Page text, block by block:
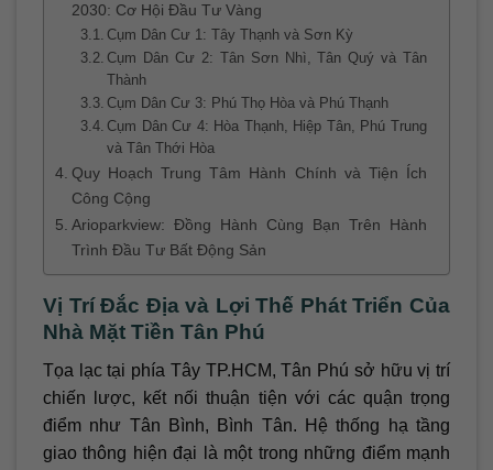
2030: Cơ Hội Đầu Tư Vàng
Cụm Dân Cư 1: Tây Thạnh và Sơn Kỳ
Cụm Dân Cư 2: Tân Sơn Nhì, Tân Quý và Tân
Thành
Cụm Dân Cư 3: Phú Thọ Hòa và Phú Thạnh
Cụm Dân Cư 4: Hòa Thạnh, Hiệp Tân, Phú Trung
và Tân Thới Hòa
Quy Hoạch Trung Tâm Hành Chính và Tiện Ích
Công Cộng
Arioparkview: Đồng Hành Cùng Bạn Trên Hành
Trình Đầu Tư Bất Động Sản
Vị Trí Đắc Địa và Lợi Thế Phát Triển Của
Nhà Mặt Tiền Tân Phú
Tọa lạc tại phía Tây TP.HCM, Tân Phú sở hữu vị trí
chiến lược, kết nối thuận tiện với các quận trọng
điểm như Tân Bình, Bình Tân. Hệ thống hạ tầng
giao thông hiện đại là một trong những điểm mạnh